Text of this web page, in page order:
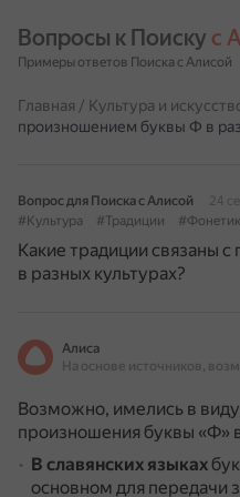
Вопросы к Поиску с
Примеры ответов Поиска с Алисой
Главная / Культура и
произношением буквы Ф в
Вопрос для Поиска с Алисой
24
#Культура
#Традиции
Какие традиции связаны
в разных культурах?
Алиса
Возможно, имелись в
произношения буквы «Ф»
В славянских языках
основном для передачи